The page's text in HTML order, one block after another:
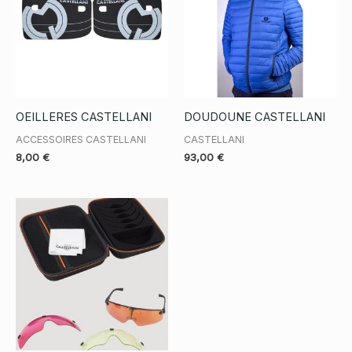
OEILLERES CASTELLANI
ACCESSOIRES CASTELLANI
8,00 €
DOUDOUNE CASTELLANI
CASTELLANI
93,00 €